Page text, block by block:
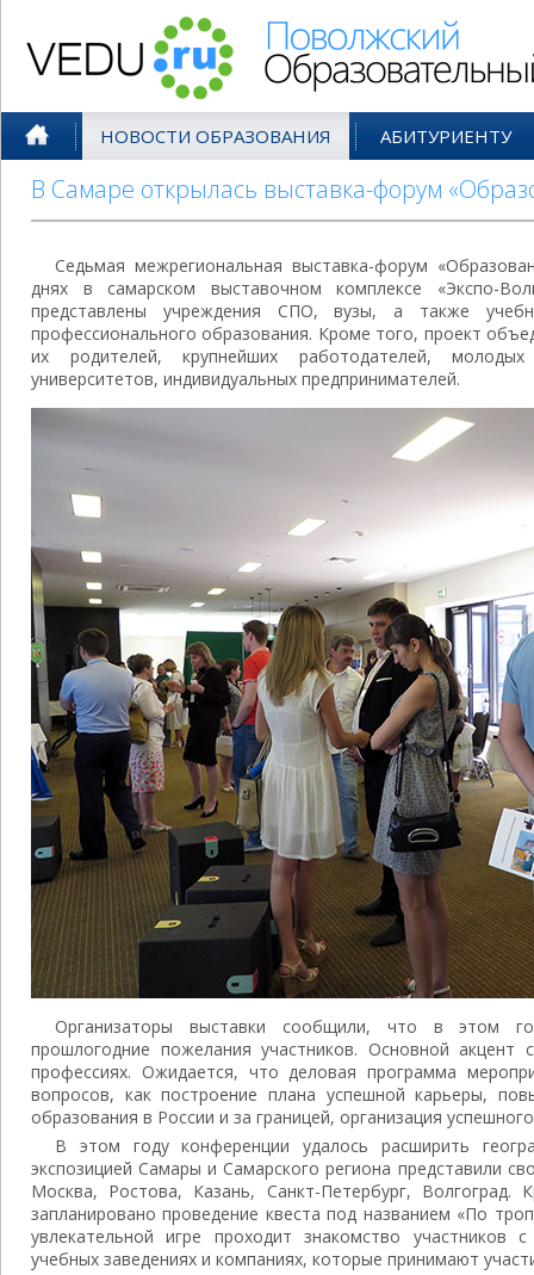
НОВОСТИ ОБРАЗОВАНИЯ АБИТУРИЕНТУ
В Самаре открылась выставка-форум
Седьмая межрегиональная выставка-форум
днях в самарском выставочном комплексе «Экспо-
представлены учреждения СПО, вузы, а также
профессионального образования. Кроме того, проект
их родителей, крупнейших работодателей,
университетов, индивидуальных предпринимателей.
Организаторы выставки сообщили, что в этом
прошлогодние пожелания участников. Основной акцент
профессиях. Ожидается, что деловая программа
вопросов, как построение плана успешной карьеры,
образования в России и за границей, организация
В этом году конференции удалось расширить
экспозицией Самары и Самарского региона представили
Москва, Ростова, Казань, Санкт-Петербург,
запланировано проведение квеста под названием «По
увлекательной игре проходит знакомство участников
учебных заведениях и компаниях, которые принимают